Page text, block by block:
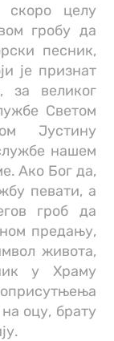
скоро целу
гробу да
песник,
је признат
за великог
Светом
Јустину
нашем
Ако Бог да,
певати, а
гроб да
предању,
живота,
у Храму
оцу, брату